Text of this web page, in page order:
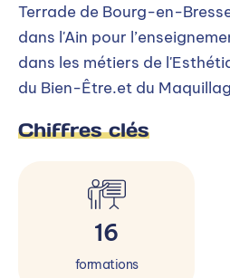
Terrade de Bourg-en-
dans l'Ain pour
dans les métiers de
du Bien-Être.et du
Chiffres clés
16
formations